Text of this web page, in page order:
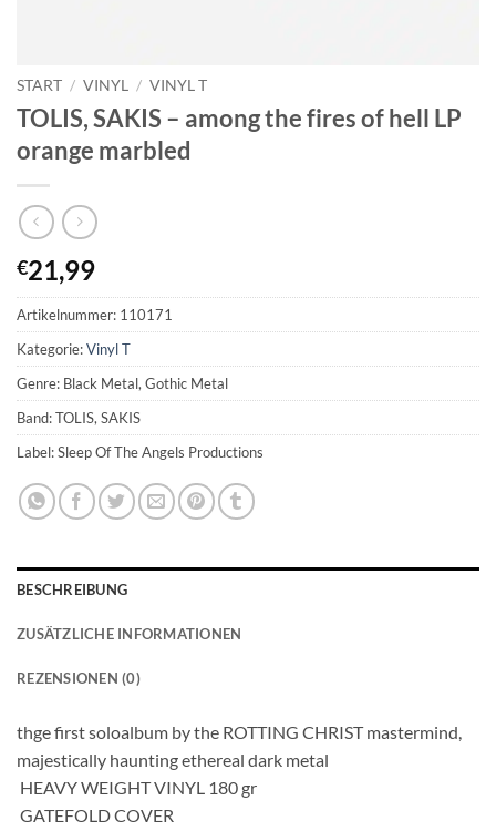
START / VINYL / VINYL T
TOLIS, SAKIS – among the fires of hell LP
orange marbled
€21,99
Artikelnummer: 110171
Kategorie:Vinyl T
Genre: Black Metal, Gothic Metal
Band: TOLIS, SAKIS
Label: Sleep Of The Angels Productions
BESCHREIBUNG
ZUSÄTZLICHE INFORMATIONEN
REZENSIONEN (0)
thge first soloalbum by the ROTTING CHRIST mastermind,
majestically haunting ethereal dark metal
 HEAVY WEIGHT VINYL 180 gr
 GATEFOLD COVER